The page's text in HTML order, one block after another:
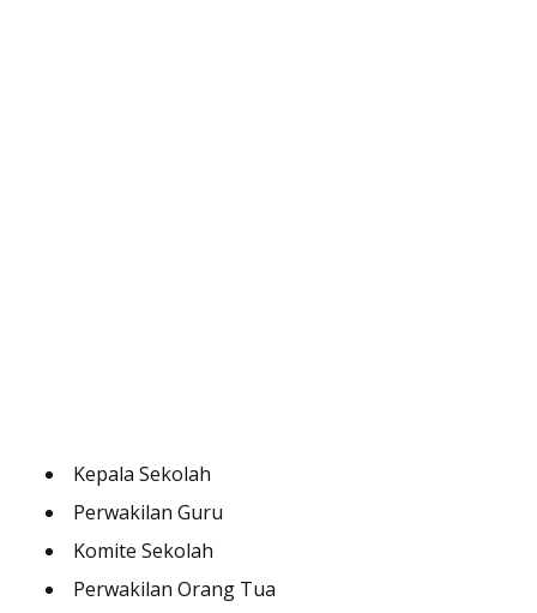
Kepala Sekolah
Perwakilan Guru
Komite Sekolah
Perwakilan Orang Tua